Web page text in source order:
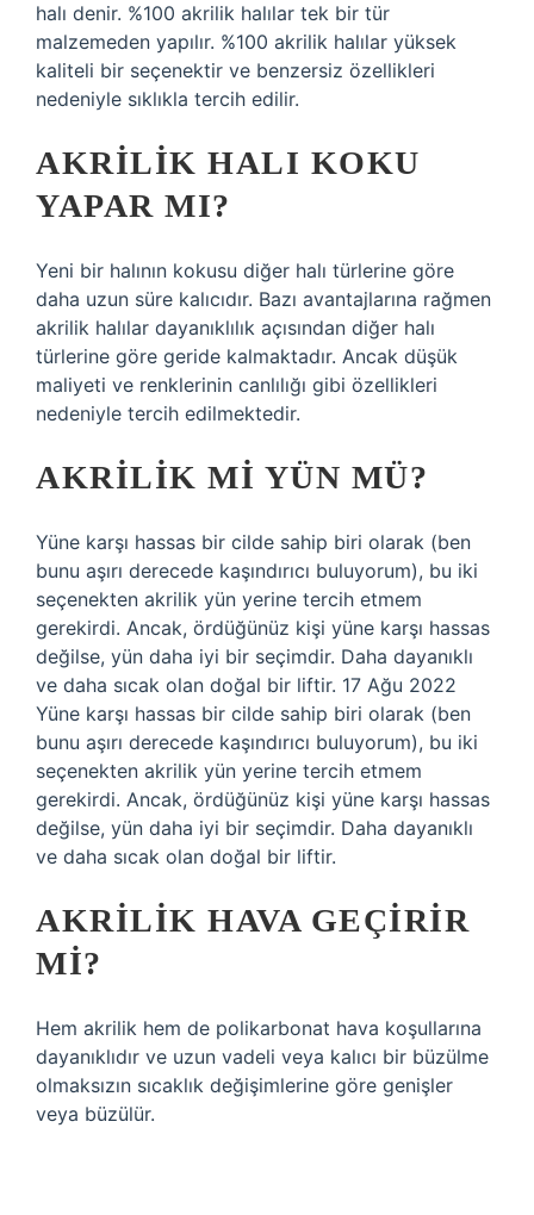
halı denir. %100 akrilik halılar tek bir tür
malzemeden yapılır. %100 akrilik halılar yüksek
kaliteli bir seçenektir ve benzersiz özellikleri
nedeniyle sıklıkla tercih edilir.
AKRILIK HALI KOKU
YAPAR MI?
Yeni bir halının kokusu diğer halı türlerine göre
daha uzun süre kalıcıdır. Bazı avantajlarına rağmen
akrilik halılar dayanıklılık açısından diğer halı
türlerine göre geride kalmaktadır. Ancak düşük
maliyeti ve renklerinin canlılığı gibi özellikleri
nedeniyle tercih edilmektedir.
AKRILIK MI YÜN MÜ?
Yüne karşı hassas bir cilde sahip biri olarak (ben
bunu aşırı derecede kaşındırıcı buluyorum), bu iki
seçenekten akrilik yün yerine tercih etmem
gerekirdi. Ancak, ördüğünüz kişi yüne karşı hassas
değilse, yün daha iyi bir seçimdir. Daha dayanıklı
ve daha sıcak olan doğal bir liftir. 17 Ağu 2022
Yüne karşı hassas bir cilde sahip biri olarak (ben
bunu aşırı derecede kaşındırıcı buluyorum), bu iki
seçenekten akrilik yün yerine tercih etmem
gerekirdi. Ancak, ördüğünüz kişi yüne karşı hassas
değilse, yün daha iyi bir seçimdir. Daha dayanıklı
ve daha sıcak olan doğal bir liftir.
AKRILIK HAVA GEÇIRIR
MI?
Hem akrilik hem de polikarbonat hava koşullarına
dayanıklıdır ve uzun vadeli veya kalıcı bir büzülme
olmaksızın sıcaklık değişimlerine göre genişler
veya büzülür.